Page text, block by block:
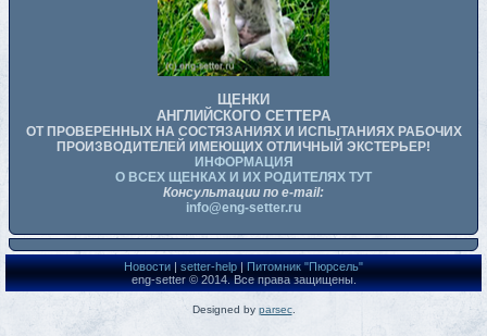
ЩЕНКИ
АНГЛИЙСКОГО СЕТТЕРА
ОТ ПРОВЕРЕННЫХ НА СОСТЯЗАНИЯХ И ИСПЫТАНИЯХ РАБОЧИХ
ПРОИЗВОДИТЕЛЕЙ ИМЕЮЩИХ ОТЛИЧНЫЙ ЭКСТЕРЬЕР!
ИНФОРМАЦИЯ
О ВСЕХ ЩЕНКАХ И ИХ РОДИТЕЛЯХ ТУТ
Консультации по e-mail:
info@eng-setter.ru
Новости|setter-help|Питомник "Пюрсель"
eng-setter © 2014. Все права защищены.
Designed by parsec.